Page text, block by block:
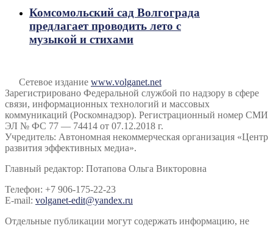
Комсомольский сад Волгограда
предлагает проводить лето с
музыкой и стихами
Сетевое издание www.volganet.net
Зарегистрировано Федеральной службой по надзору в сфере
связи, информационных технологий и массовых
коммуникаций (Роскомнадзор). Регистрационный номер СМИ
ЭЛ № ФС 77 — 74414 от 07.12.2018 г.
Учредитель: Автономная некоммерческая организация «Центр
развития эффективных медиа».
Главный редактор: Потапова Ольга Викторовна
Телефон: +7 906-175-22-23
E-mail: volganet-edit@yandex.ru
Отдельные публикации могут содержать информацию, не